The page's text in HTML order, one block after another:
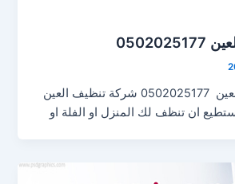
شركة تنظيف العين 0502025177 شركة تنظيف العين
ان تنظف لك المنزل او الفلة او